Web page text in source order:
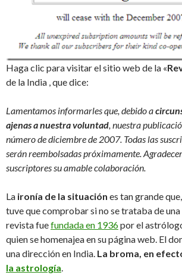
Haga clic para visitar el sitio web de la «
de la India , que dice:
Lamentamos informarles que, debido a
ajenas a nuestra voluntad, nuestra
número de diciembre de 2007. Todas las
serán reembolsadas próximamente.
suscriptores su amable colaboración.
La ironía de la situación es tan grande
tuve que comprobar si no se trataba de
revista fuefundada en 1936por el
quien se homenajea en su página web. El
una dirección en India. La broma, en
la astrología.